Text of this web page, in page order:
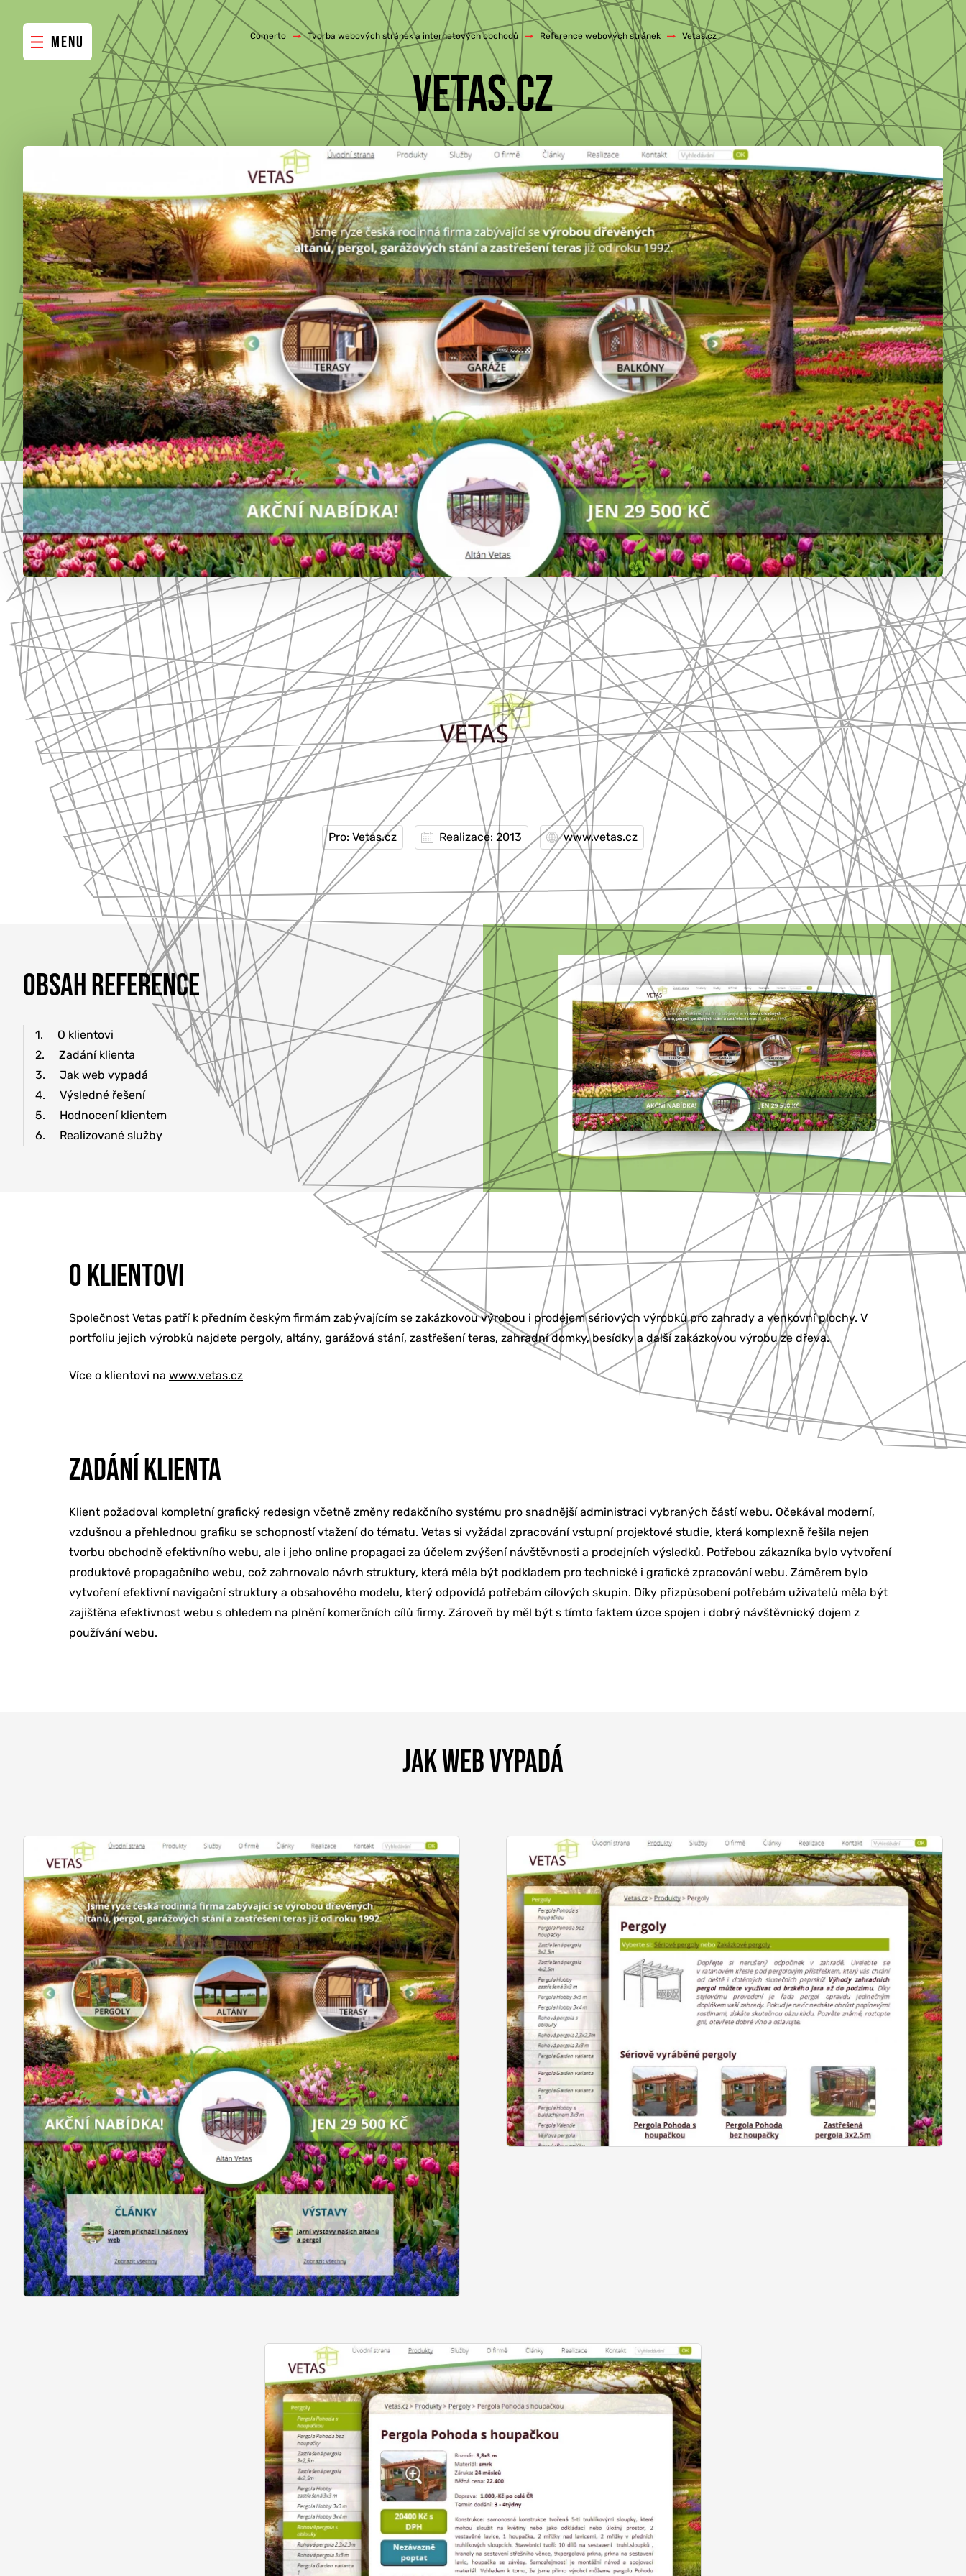
MENU
ONLINE MARKETING
TVORBA WEBU
PORADENSTVÍ & ŠKOLENÍ
REFERENCE
Comerto / Tvorba webových stránek a internetových obchodů / Reference webových stránek / Vetas.cz
VETAS.CZ
Pro: Vetas.cz Realizace: 2013 www.vetas.cz
OBSAH REFERENCE
1.
O klientovi
2.
Zadání klienta
3.
Jak web vypadá
4.
Výsledné řešení
5.
Hodnocení klientem
6.
Realizované služby
O KLIENTOVI
Společnost Vetas patří k předním českým firmám zabývajícím se zakázkovou výrobou i prodejem sériových výrobků pro zahrady a venkovní plochy. V
portfoliu jejich výrobků najdete pergoly, altány, garážová stání, zastřešení teras, zahradní domky, besídky a další zakázkovou výrobu ze dřeva.
Více o klientovi na www.vetas.cz
ZADÁNÍ KLIENTA
Klient požadoval kompletní grafický redesign včetně změny redakčního systému pro snadnější administraci vybraných částí webu. Očekával moderní,
vzdušnou a přehlednou grafiku se schopností vtažení do tématu. Vetas si vyžádal zpracování vstupní projektové studie, která komplexně řešila nejen
tvorbu obchodně efektivního webu, ale i jeho online propagaci za účelem zvýšení návštěvnosti a prodejních výsledků. Potřebou zákazníka bylo vytvoření
produktově propagačního webu, což zahrnovalo návrh struktury, která měla být podkladem pro technické i grafické zpracování webu. Záměrem bylo
vytvoření efektivní navigační struktury a obsahového modelu, který odpovídá potřebám cílových skupin. Díky přizpůsobení potřebám uživatelů měla být
zajištěna efektivnost webu s ohledem na plnění komerčních cílů firmy. Zároveň by měl být s tímto faktem úzce spojen i dobrý návštěvnický dojem z
používání webu.
JAK WEB VYPADÁ